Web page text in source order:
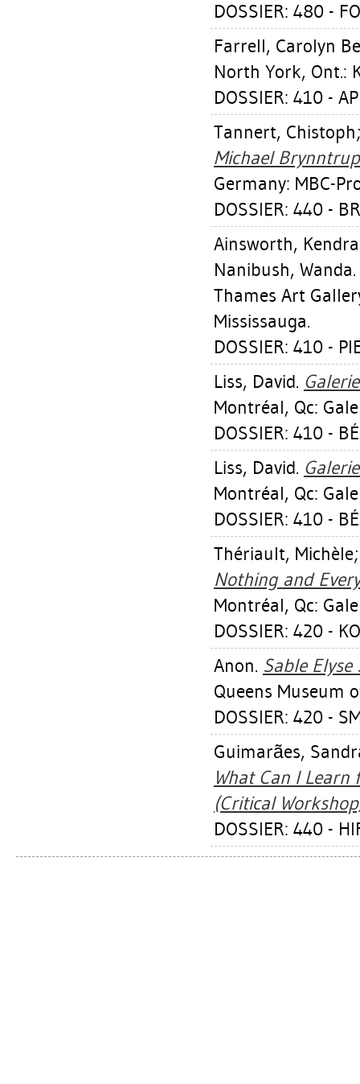
DOSSIER: 480 -
Farrell, Carolyn
North York, Ont.:
DOSSIER: 410 -
Tannert, Chistoph
Michael
Germany: MBC-
DOSSIER: 440 -
Ainsworth, Kendra
Nanibush, Wanda.
Thames Art
Mississauga.
DOSSIER: 410 -
Liss, David.
Montréal, Qc:
DOSSIER: 410 -
Liss, David.
Montréal, Qc:
DOSSIER: 410 -
Thériault, Michèle
Nothing and
Montréal, Qc:
DOSSIER: 420 -
Anon. Sable
Queens Museum
DOSSIER: 420 -
Guimarães,
What Can I Learn
(Critical
DOSSIER: 440 -